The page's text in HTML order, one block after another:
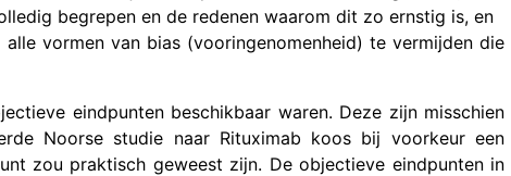
begrepen en de redenen waarom dit zo ernstig is, en
vormen van bias (vooringenomenheid) te vermijden die
eindpunten beschikbaar waren. Deze zijn misschien
Noorse studie naar Rituximab koos bij voorkeur een
zou praktisch geweest zijn. De objectieve eindpunten in